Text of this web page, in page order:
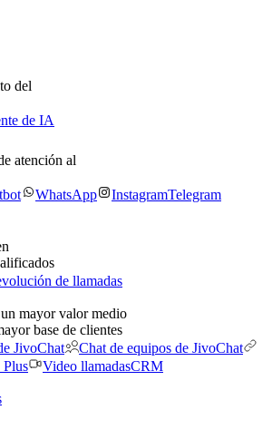
del
de IA
atención al
WhatsApp InstagramTelegram
de llamadas
mayor valor medio
base de clientes
JivoChat
Chat de equipos de JivoChat
Plus Video llamadasCRM